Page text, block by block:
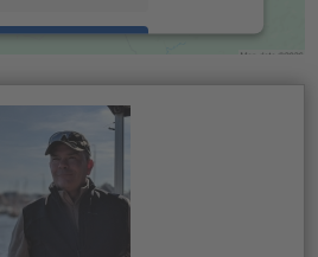
eRecht24